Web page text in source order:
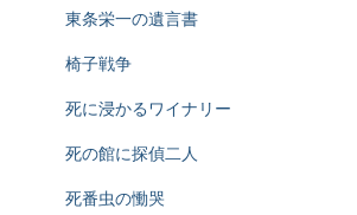
東条栄一の遺言書
椅子戦争
死に浸かるワイナリー
死の館に探偵二人
死番虫の慟哭